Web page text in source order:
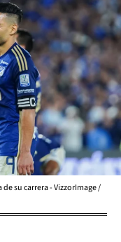
su carrera - VizzorImage /